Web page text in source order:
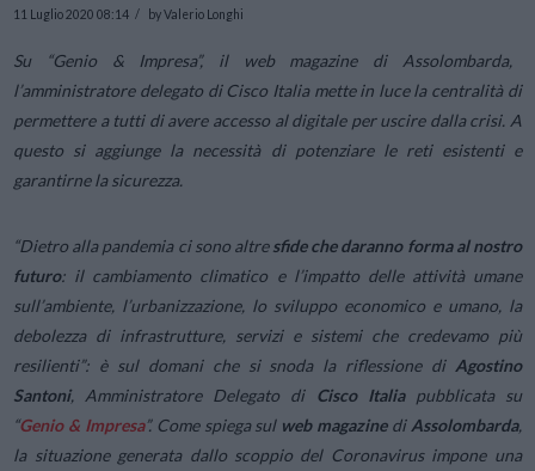
11 Luglio 2020 08:14 by Valerio Longhi
Su “Genio & Impresa”, il web magazine di Assolombarda,
l’amministratore delegato di Cisco Italia mette in luce la centralità di
permettere a tutti di avere accesso al digitale per uscire dalla crisi. A
questo si aggiunge la necessità di potenziare le reti esistenti e
garantirne la sicurezza.
“Dietro alla pandemia ci sono altresfide che daranno forma al nostro
futuro: il cambiamento climatico e l’impatto delle attività umane
sull’ambiente, l’urbanizzazione, lo sviluppo economico e umano, la
debolezza di infrastrutture, servizi e sistemi che credevamo più
resilienti”: è sul domani che si snoda la riflessione di Agostino
Santoni, Amministratore Delegato di Cisco Italiapubblicata su
“Genio & Impresa”. Come spiega sul web magazine diAssolombarda,
la situazione generata dallo scoppio del Coronavirus impone una